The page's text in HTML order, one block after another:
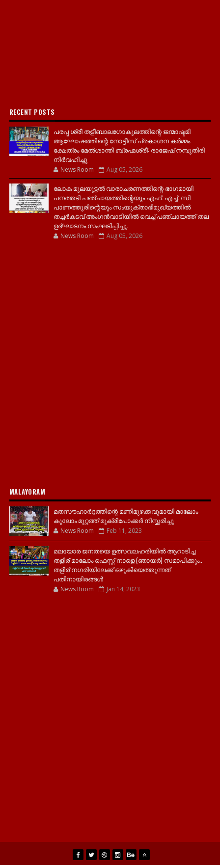
RECENT POSTS
പരപ്പ ശ്രീ തളീബാലഗോകുലത്തിന്റെ ജന്മാഷ്ടമി
ആഘോഷത്തിന്റെ നോട്ടീസ് പ്രകാശന കർമ്മം
ക്ഷേത്രം മേൽശാന്തി ബ്രഹ്മശ്രീ: രാജേഷ് നമ്പൂതിരി
നിർവഹിച്ചു
News Room Aug 05, 2026
ലോക മുലയൂട്ടൽ വാരാചരണത്തിന്റെ ഭാഗമായി
പനത്തടി പഞ്ചായത്തിന്റെയും എഫ്. എച്ച്. സി
പാണത്തൂരിന്റെയും സംയുക്താഭിമുഖ്യത്തിൽ
തച്ചർകടവ് അംഗൻവാടിയിൽ വെച്ച് പഞ്ചായത്ത് തല
ഉദ്ഘാടനം സംഘടിപ്പിച്ചു.
News Room Aug 05, 2026
MALAYORAM
മതസൗഹാർദ്ദത്തിന്റെ മണിമുഴക്കവുമായി മാലോം
കൂലോം മുറ്റത്ത് മുക്രിപോക്കർ നിസ്ക്കരിച്ചു
News Room Feb 11, 2023
മലയോര ജനതയെ ഉത്സവലഹരിയിൽ ആറാടിച്ച
തളിര് മാലോം ഫെസ്റ്റ് നാളെ (ഞായർ) സമാപിക്കും..
തളിര് നഗരിയിലേക്ക് ഒഴുകിയെത്തുന്നത്
പതിനായിരങ്ങൾ
News Room Jan 14, 2023